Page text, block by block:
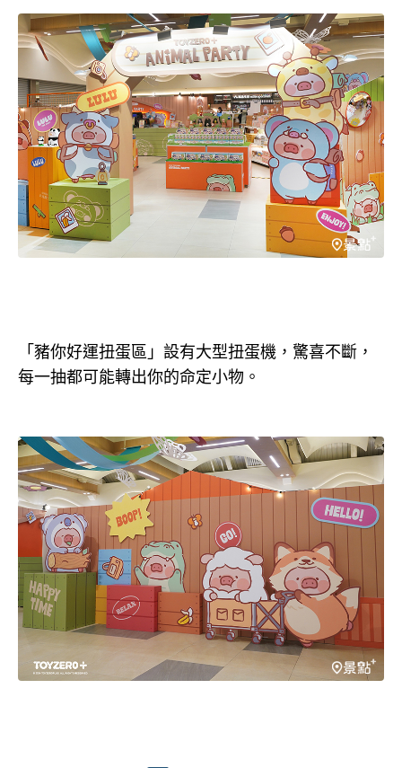
「豬你好運扭蛋區」設有大型扭蛋機，驚喜不斷，
每一抽都可能轉出你的命定小物。